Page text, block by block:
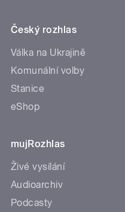
Český rozhlas
Válka na Ukrajině
Komunální volby
Stanice
eShop
mujRozhlas
Živé vysílání
Audioarchiv
Podcasty